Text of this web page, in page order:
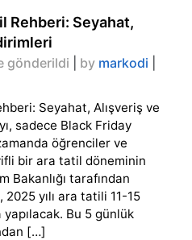
Rehberi: Seyahat,
gönderildi by markodi
Seyahat, Alışveriş ve
sadece Black Friday
öğrenciler ve
bir ara tatil döneminin
Bakanlığı tarafından
yılı ara tatili 11-15
Bu 5 günlük
[…]